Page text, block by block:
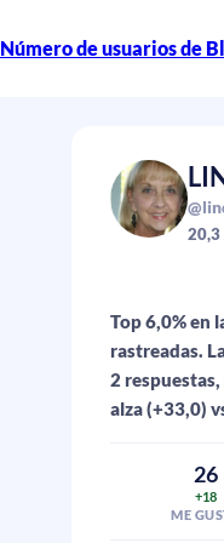
Número de usuarios de
20,3
Top 6,0% en
rastreadas.
2
alza (+33,0)
26
+18
ME